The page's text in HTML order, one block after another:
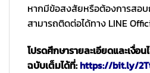
หากมีข้อสงสัยหรือต้องการสอ
สามารถติดต่อได้ทาง LINE
โปรดศึกษารายละเอียดและเงื่อ
ฉบับเต็มได้ที่:https://bit.ly/